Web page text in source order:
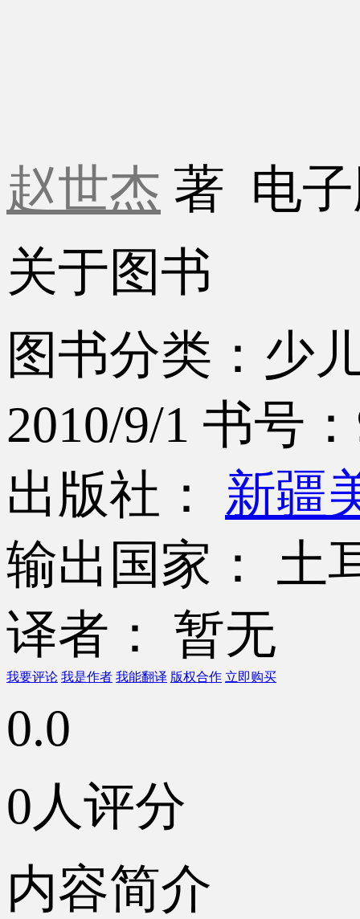
赵世杰 著 电
关于图书
图书分类：少
2010/9/1 书号
出版社： 新疆
输出国家： 土
译者： 暂无
我要评论 我是作者 我能翻译 版权合作 立即购买
0.0
0人评分
内容简介